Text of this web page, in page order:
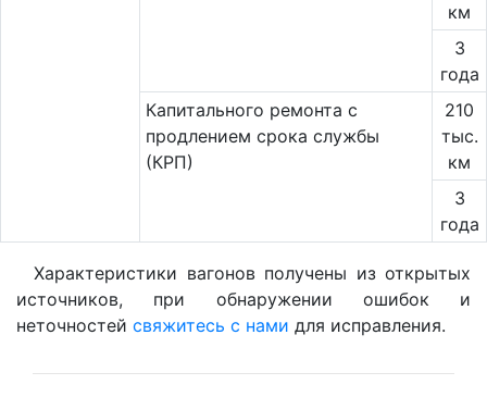
км
3
года
Капитального ремонта с
продлением срока службы
(КРП)
210
тыс.
км
3
года
Характеристики вагонов получены из открытых
источников, при обнаружении ошибок и
неточностей свяжитесь с нами для исправления.